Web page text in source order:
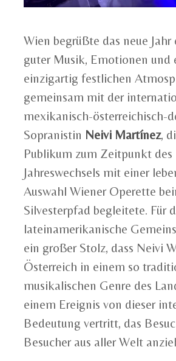
Wien begrüßte das neue
guter Musik, Emotionen und
einzigartig festlichen
gemeinsam mit der
mexikanisch-österreichisch-
Sopranistin Neivi Martínez,
Publikum zum Zeitpunkt des
Jahreswechsels mit einer
Auswahl Wiener Operette
Silvesterpfad begleitete. Für
lateinamerikanische
ein großer Stolz, dass Neivi
Österreich in einem so
musikalischen Genre des
einem Ereignis von dieser
Bedeutung vertritt, das
Besucher aus aller Welt